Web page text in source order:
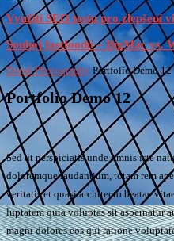
Využití SEO testu pro zlepšení
Souboj fastfoodů – BigMac vs.
DomůPhotography Portfolio Demo 12
Portfolio Demo 12
Sed ut perspiciatis unde omnis iste
doloremque laudantium, totam rem
veritatis et quasi architecto beatae
luptatem quia voluptas sit aspernatur
magni dolores eos qui ratione